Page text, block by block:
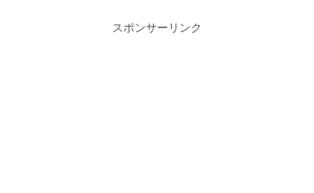
スポンサーリンク